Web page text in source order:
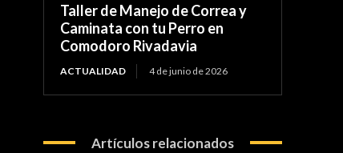
Taller de Manejo de Correa y
Caminata con tu Perro en
Comodoro Rivadavia
ACTUALIDAD 4 de junio de 2026
Artículos relacionados